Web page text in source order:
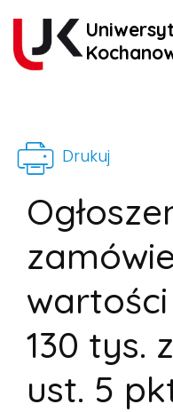
Drukuj
wartości
130 tys.
ust. 5